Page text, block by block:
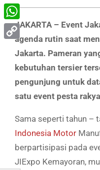
JAKARTA – Event
agenda rutin saat
Jakarta. Pameran
kebutuhan tersier
pengunjung untuk
satu event pesta
Sama seperti tahun –
Indonesia Motor
berpartisipasi pada
JIExpo Kemayoran,
X
WhatsApp
Link